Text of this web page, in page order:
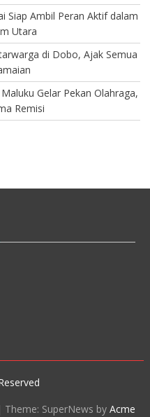
Siap Ambil Peran Aktif dalam
Utara
di Dobo, Ajak Semua
Gelar Pekan Olahraga,
Remisi
Theme: SuperNews byAcme